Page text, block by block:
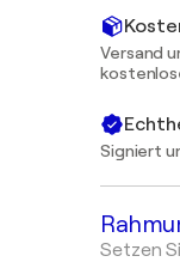
Versand
Signiert
Setzen